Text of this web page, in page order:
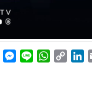
Email
LinkedIn
Copy
WhatsApp
Line